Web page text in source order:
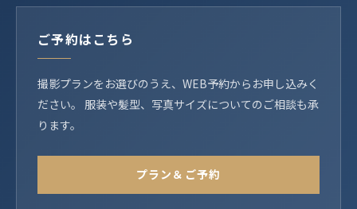
ご予約はこちら
撮影プランをお選びのうえ、WEB予約からお申し込みく
ださい。 服装や髪型、写真サイズについてのご相談も承
ります。
プラン＆ご予約